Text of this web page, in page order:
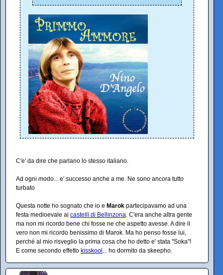
C'e' da dire che parlano lo stesso italiano.
Ad ogni modo... e' successo anche a me. Ne sono ancora tutto
turbato
Questa notte ho sognato che io e Marok partecipavamo ad una
festa medioevale ai castelli di Bellinzona. C'era anche altra gente
ma non mi ricordo bene chi fosse ne che aspetto avesse. A dire il
vero non mi ricordo benissimo di Marok. Ma ho penso fosse lui,
perché al mio risveglio la prima cosa che ho detto e' stata "Soka"!
E come secondo effetto kisskool ... ho dormito da skeepho.